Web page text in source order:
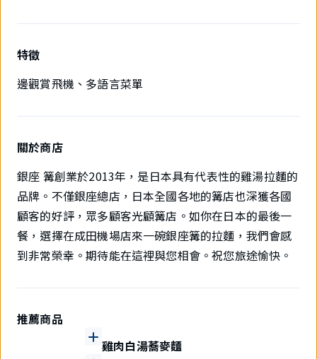
特徵
邊觀賞飛機、多語言菜單
關於商店
銀座 篝創業於2013年，是日本具有代表性的雞湯拉麵的
品牌。不僅銀座總店，日本全國各地的篝店也深獲各國
顧客的好評，眾多顧客光顧篝店。如你在日本的最後一
餐，選擇在成田機場店來一碗銀座篝的拉麵，我們會感
到非常榮幸。期待能在這裡與您相會。祝您旅途愉快。
推薦商品
雞肉白湯蕎麥麵